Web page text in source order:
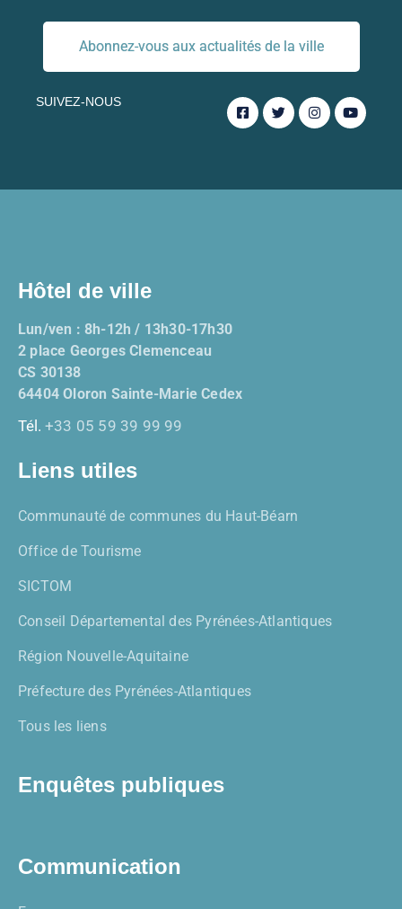
Abonnez-vous aux actualités de la ville
SUIVEZ-NOUS
Hôtel de ville
Lun/ven : 8h-12h / 13h30-17h30
2 place Georges Clemenceau
CS 30138
64404 Oloron Sainte-Marie Cedex
Tél. +33 05 59 39 99 99
Liens utiles
Communauté de communes du Haut-Béarn
Office de Tourisme
SICTOM
Conseil Départemental des Pyrénées-Atlantiques
Région Nouvelle-Aquitaine
Préfecture des Pyrénées-Atlantiques
Tous les liens
Enquêtes publiques
Communication